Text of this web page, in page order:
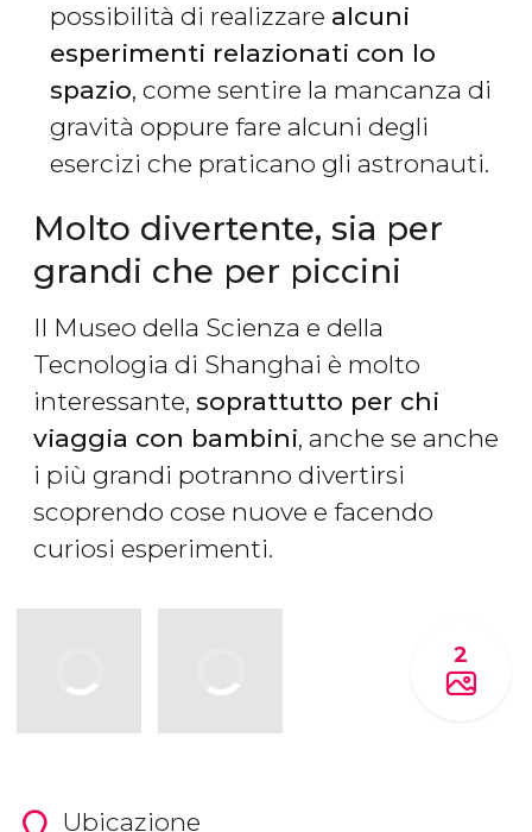
possibilità di realizzare alcuni
esperimenti relazionati con lo
spazio, come sentire la mancanza di
gravità oppure fare alcuni degli
esercizi che praticano gli astronauti.
Molto divertente, sia per
grandi che per piccini
Il Museo della Scienza e della
Tecnologia di Shanghai è molto
interessante, soprattutto per chi
viaggia con bambini, anche se anche
i più grandi potranno divertirsi
scoprendo cose nuove e facendo
curiosi esperimenti.
2
Ubicazione